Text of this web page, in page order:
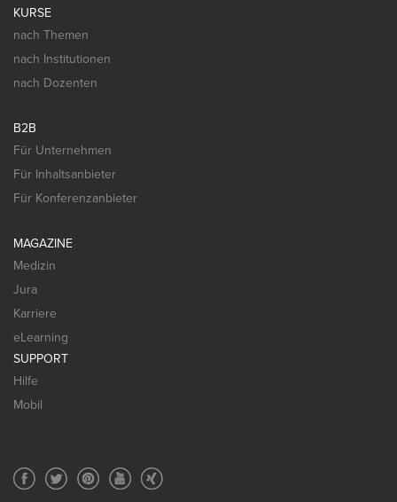
KURSE
nach Themen
nach Institutionen
nach Dozenten
B2B
Für Unternehmen
Für Inhaltsanbieter
Für Konferenzanbieter
MAGAZINE
Medizin
Jura
Karriere
eLearning
SUPPORT
Hilfe
Mobil